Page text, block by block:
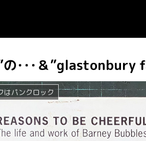
･･･＆”glastonbury
はパンクロック